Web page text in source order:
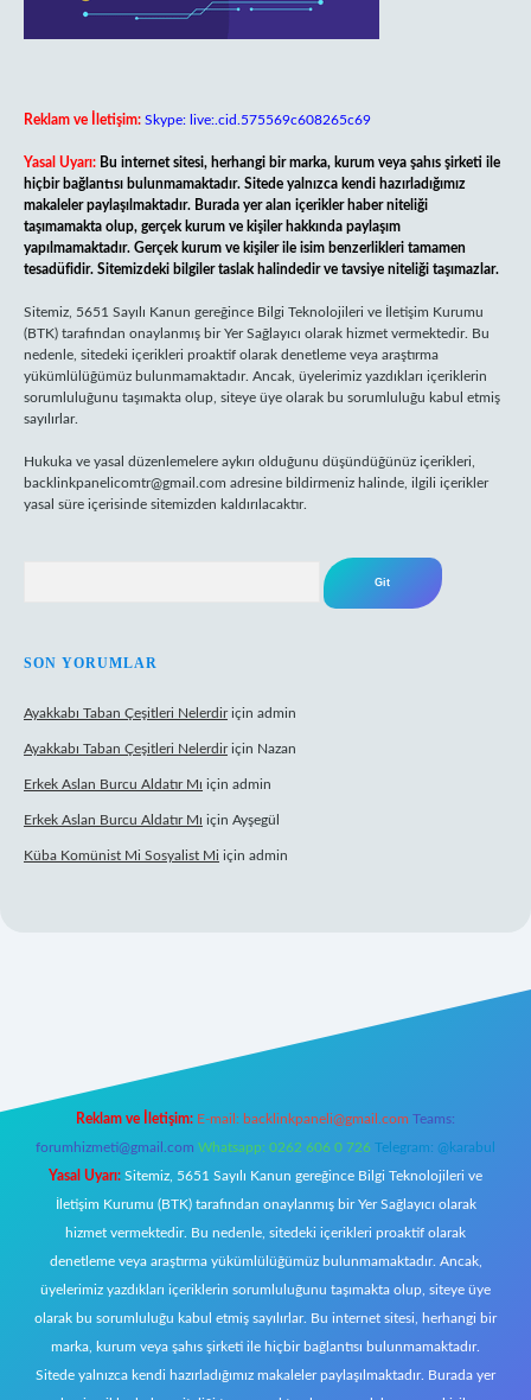
Reklam ve İletişim: Skype: live:.cid.575569c608265c69
Yasal Uyarı: Bu internet sitesi, herhangi bir marka, kurum veya şahıs şirketi ile
hiçbir bağlantısı bulunmamaktadır. Sitede yalnızca kendi hazırladığımız
makaleler paylaşılmaktadır. Burada yer alan içerikler haber niteliği
taşımamakta olup, gerçek kurum ve kişiler hakkında paylaşım
yapılmamaktadır. Gerçek kurum ve kişiler ile isim benzerlikleri tamamen
tesadüfidir. Sitemizdeki bilgiler taslak halindedir ve tavsiye niteliği taşımazlar.
Sitemiz, 5651 Sayılı Kanun gereğince Bilgi Teknolojileri ve İletişim Kurumu
(BTK) tarafından onaylanmış bir Yer Sağlayıcı olarak hizmet vermektedir. Bu
nedenle, sitedeki içerikleri proaktif olarak denetleme veya araştırma
yükümlülüğümüz bulunmamaktadır. Ancak, üyelerimiz yazdıkları içeriklerin
sorumluluğunu taşımakta olup, siteye üye olarak bu sorumluluğu kabul etmiş
sayılırlar.
Hukuka ve yasal düzenlemelere aykırı olduğunu düşündüğünüz içerikleri,
backlinkpanelicomtr@gmail.com adresine bildirmeniz halinde, ilgili içerikler
yasal süre içerisinde sitemizden kaldırılacaktır.
SON YORUMLAR
Ayakkabı Taban Çeşitleri Nelerdiriçin admin
Ayakkabı Taban Çeşitleri Nelerdiriçin Nazan
Erkek Aslan Burcu Aldatır Mı için admin
Erkek Aslan Burcu Aldatır Mı için Ayşegül
Küba Komünist Mi Sosyalist Mi için admin
Reklam ve İletişim: E-mail: backlinkpaneli@gmail.com Teams:
forumhizmeti@gmail.com Whatsapp: 0262 606 0 726 Telegram: @karabul
Yasal Uyarı: Sitemiz, 5651 Sayılı Kanun gereğince Bilgi Teknolojileri ve
İletişim Kurumu (BTK) tarafından onaylanmış bir Yer Sağlayıcı olarak
hizmet vermektedir. Bu nedenle, sitedeki içerikleri proaktif olarak
denetleme veya araştırma yükümlülüğümüz bulunmamaktadır. Ancak,
üyelerimiz yazdıkları içeriklerin sorumluluğunu taşımakta olup, siteye üye
olarak bu sorumluluğu kabul etmiş sayılırlar. Bu internet sitesi, herhangi bir
marka, kurum veya şahıs şirketi ile hiçbir bağlantısı bulunmamaktadır.
Sitede yalnızca kendi hazırladığımız makaleler paylaşılmaktadır. Burada yer